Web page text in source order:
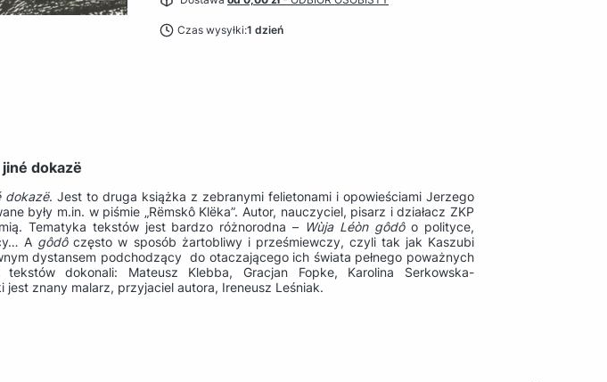
Czas wysyłki:1 dzień
dokazë
dokazë. Jest to druga książka z zebranymi felietonami i opowieściami Jerzego
były m.in. w piśmie „Rëmskô Klëka”. Autor, nauczyciel, pisarz i działacz ZKP
Tematyka tekstów jest bardzo różnorodna – Wùja Léòn gôdôo polityce,
A gôdôczęsto w sposób żartobliwy i prześmiewczy, czyli tak jak Kaszubi
dystansem podchodzący do otaczającego ich świata pełnego poważnych
dokonali: Mateusz Klebba, Gracjan Fopke, Karolina Serkowska-
jest znany malarz, przyjaciel autora, Ireneusz Leśniak.